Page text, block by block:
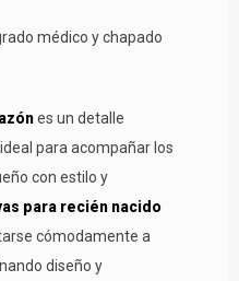
médico y chapado
es un detalle
para acompañar los
con estilo y
para recién nacido
cómodamente a
diseño y